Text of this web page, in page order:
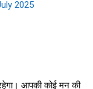
आपकी कोई मन की